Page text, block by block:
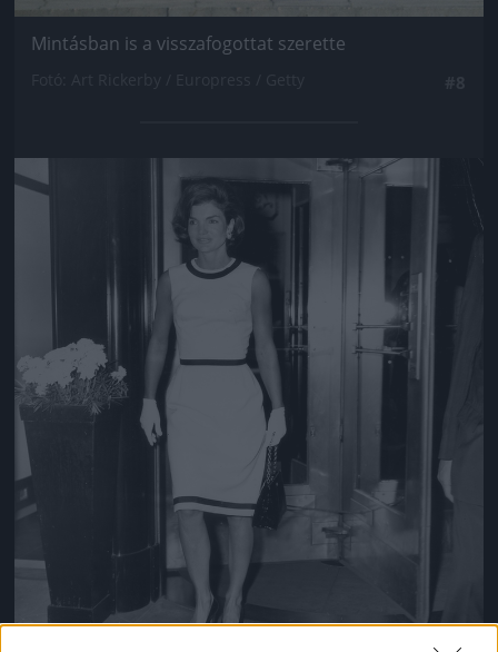
Mintásban is a visszafogottat szerette
Jön még kép!